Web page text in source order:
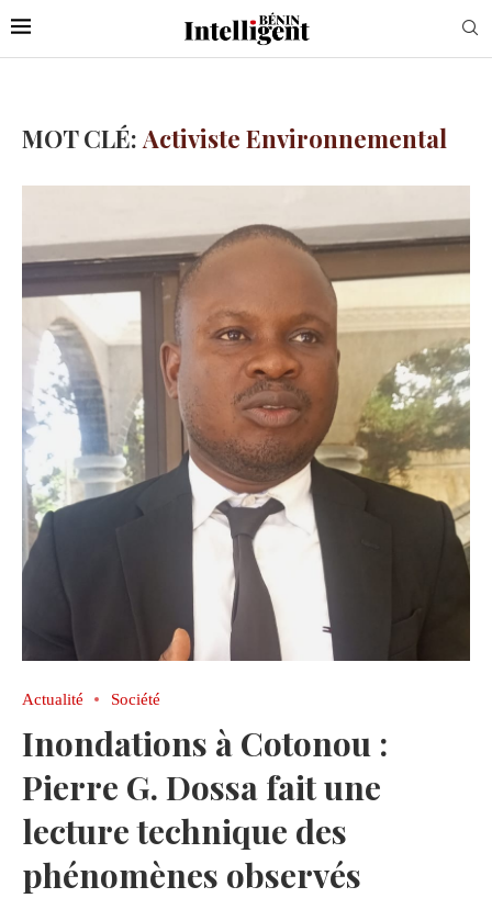
MOT CLÉ:Activiste Environnemental
Actualité Société
Inondations à Cotonou :
Pierre G. Dossa fait une
lecture technique des
phénomènes observés